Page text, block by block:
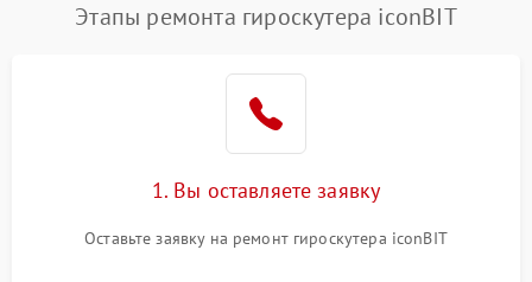
Этапы ремонта гироскутера iconBIT
1. Вы оставляете заявку
Оставьте заявку на ремонт гироскутера iconBIT